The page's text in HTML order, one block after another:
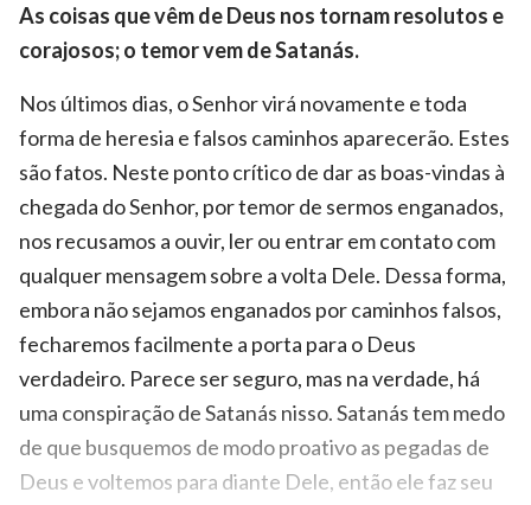
As coisas que vêm de Deus nos tornam resolutos e
corajosos; o temor vem de Satanás.
Nos últimos dias, o Senhor virá novamente e toda
forma de heresia e falsos caminhos aparecerão. Estes
são fatos. Neste ponto crítico de dar as boas-vindas à
chegada do Senhor, por temor de sermos enganados,
nos recusamos a ouvir, ler ou entrar em contato com
qualquer mensagem sobre a volta Dele. Dessa forma,
embora não sejamos enganados por caminhos falsos,
fecharemos facilmente a porta para o Deus
verdadeiro. Parece ser seguro, mas na verdade, há
uma conspiração de Satanás nisso. Satanás tem medo
de que busquemos de modo proativo as pegadas de
Deus e voltemos para diante Dele, então ele faz seu